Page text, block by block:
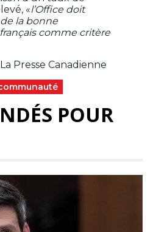
«l’Office doit
la bonne
comme critère
Presse Canadienne
POUR